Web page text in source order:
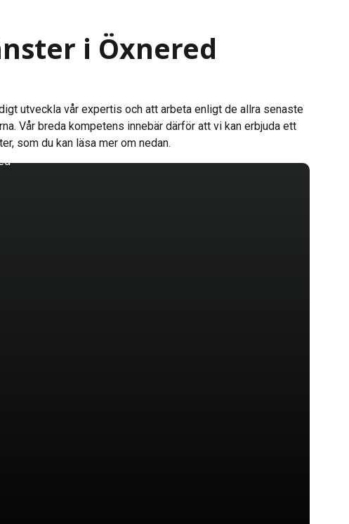
i Öxnered
utveckla vår expertis och att arbeta enligt de allra senaste
Vår breda kompetens innebär därför att vi kan erbjuda ett
som du kan läsa mer om nedan.